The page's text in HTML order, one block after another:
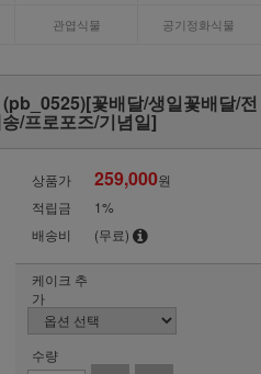
관엽식물 공기정화식물
꽃배달/생일꽃배달/전
/프로포즈/기념일]
상품가 259,000원
적립금
1%
배송비
(무료)
케이크 추
가
수량